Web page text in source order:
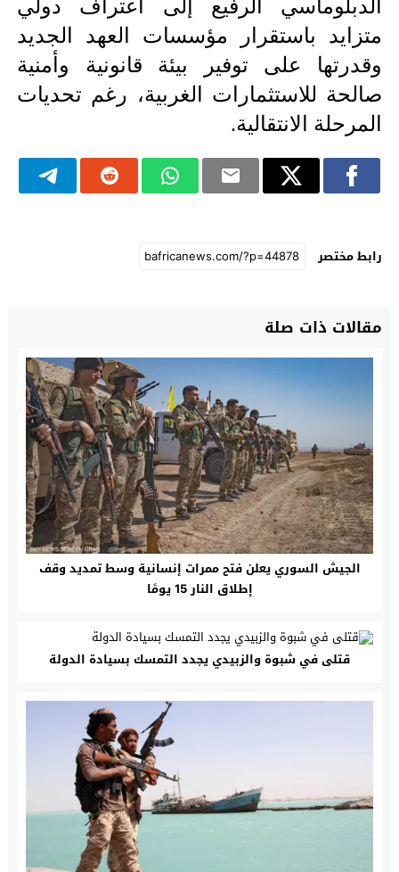
المرحلة الانتقالية.
رابط مختصر
مقالات ذات صلة
الجيش السوري يعلن فتح ممرات إنسانية وسط تمديد وقف
إطلاق النار 15 يومًا
قتلى في شبوة والزبيدي يجدد التمسك بسيادة الدولة